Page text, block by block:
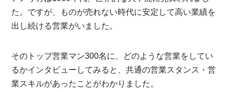
た。ですが、ものが売れない時代に安定して高い業績を
出し続ける営業がいました。
そのトップ営業マン300名に、どのような営業をしてい
るかインタビューしてみると、共通の営業スタンス・営
業スキルがあったことがわかりました。